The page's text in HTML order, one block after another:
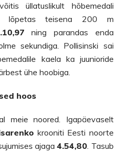
üllatuslikult hõbemedali
teisena 200 m
ning parandas enda
sekundiga. Pollisinski sai
kaela ka juunioride
ühe hoobiga.
hoos
meie noored. Igapäevaselt
krooniti Eesti noorte
ajaga4.54,80. Tasub